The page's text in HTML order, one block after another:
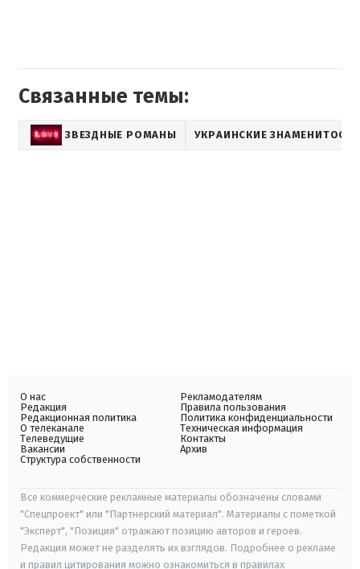
Связанные темы:
ЗВЕЗДНЫЕ РОМАНЫ УКРАИНСКИЕ ЗНАМЕНИТОСТИ
О нас
Редакция
Редакционная политика
О телеканале
Телеведущие
Вакансии
Структура собственности
Рекламодателям
Правила пользования
Политика конфиденциальности
Техническая информация
Контакты
Архив
Все коммерческие рекламные материалы обозначены словами
"Спецпроект" или "Партнерский материал". Материалы с пометкой
"Эксперт", "Позиция" отражают позицию авторов и героев.
Редакция может не разделять их взглядов. Подробнее о рекламе
и правил цитирования можно ознакомиться в правилах